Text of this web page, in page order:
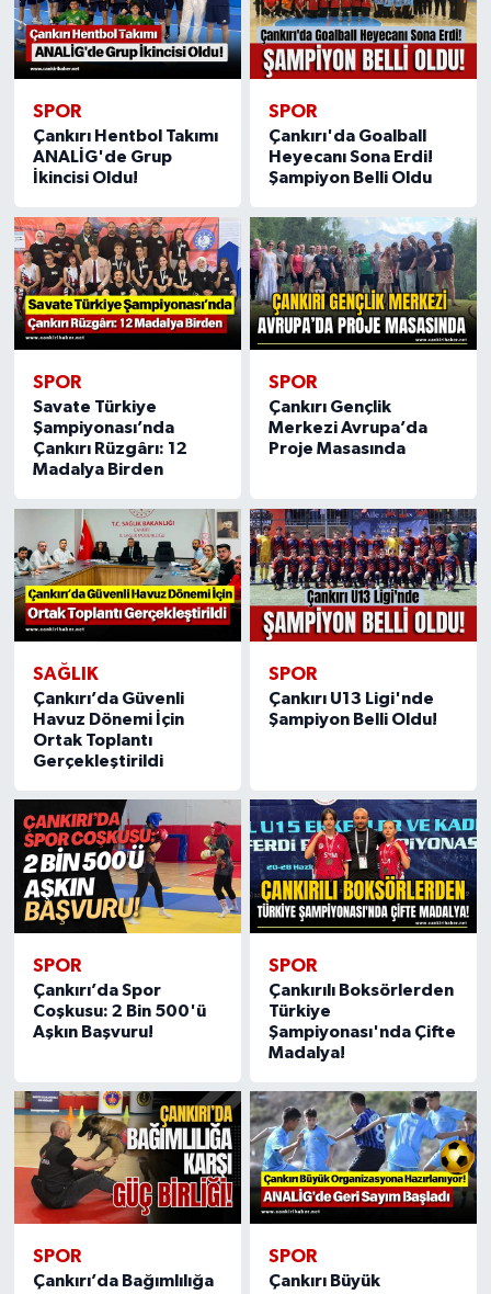
SPOR
Çankırı Hentbol Takımı
ANALİG'de Grup
İkincisi Oldu!
SPOR
Çankırı'da Goalball
Heyecanı Sona Erdi!
Şampiyon Belli Oldu
SPOR
Savate Türkiye
Şampiyonası’nda
Çankırı Rüzgârı: 12
Madalya Birden
SPOR
Çankırı Gençlik
Merkezi Avrupa’da
Proje Masasında
SAĞLIK
Çankırı’da Güvenli
Havuz Dönemi İçin
Ortak Toplantı
Gerçekleştirildi
SPOR
Çankırı U13 Ligi'nde
Şampiyon Belli Oldu!
SPOR
Çankırı’da Spor
Coşkusu: 2 Bin 500'ü
Aşkın Başvuru!
SPOR
Çankırılı Boksörlerden
Türkiye
Şampiyonası'nda Çifte
Madalya!
SPOR
Çankırı’da Bağımlılığa
SPOR
Çankırı Büyük